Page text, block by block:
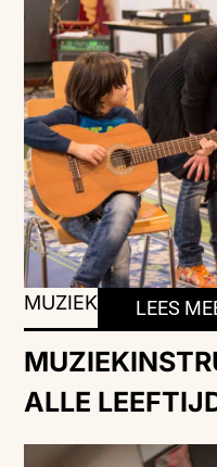
MUZIEK LEES
ALLE